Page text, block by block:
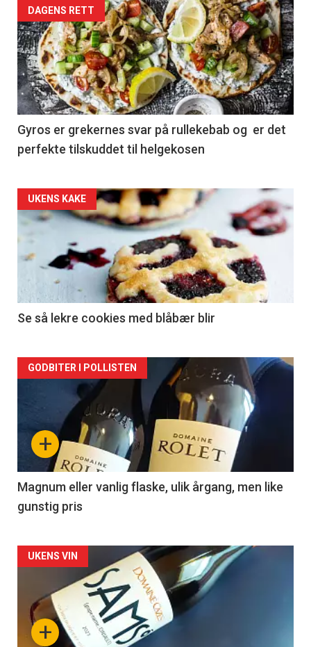
DAGENS RETT
Gyros er grekernes svar på rullekebab og er det
perfekte tilskuddet til helgekosen
Forsiden
akkurat
nå
2
UKENS KAKE
Se så lekre cookies med blåbær blir
Forsiden
akkurat
nå
3
+
GODBITER I POLLISTEN
Magnum eller vanlig flaske, ulik årgang, men like
gunstig pris
Forsiden
akkurat
nå+
UKENS VIN